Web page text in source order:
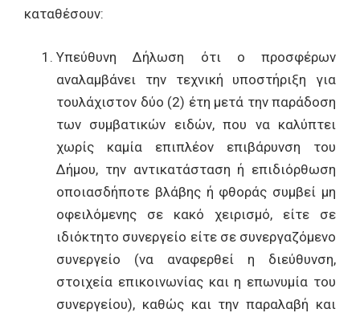
καταθέσουν:
Υπεύθυνη Δήλωση ότι ο προσφέρων
αναλαμβάνει την τεχνική υποστήριξη για
τουλάχιστον δύο (2) έτη μετά την παράδοση
των συμβατικών ειδών, που να καλύπτει
χωρίς καμία επιπλέον επιβάρυνση του
Δήμου, την αντικατάσταση ή επιδιόρθωση
οποιασδήποτε βλάβης ή φθοράς συμβεί μη
οφειλόμενης σε κακό χειρισμό, είτε σε
ιδιόκτητο συνεργείο είτε σε συνεργαζόμενο
συνεργείο (να αναφερθεί η διεύθυνση,
στοιχεία επικοινωνίας και η επωνυμία του
συνεργείου), καθώς και την παραλαβή και